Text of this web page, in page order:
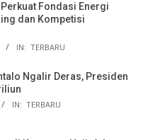
Perkuat Fondasi Energi
dan Kompetisi
IN: TERBARU
Ngalir Deras, Presiden
IN: TERBARU